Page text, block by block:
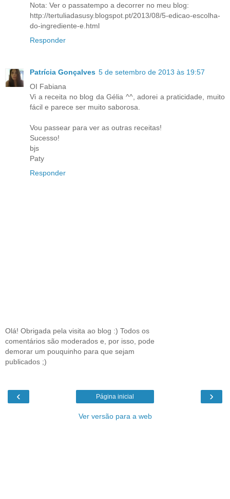
Nota: Ver o passatempo a decorrer no meu blog:
http://tertuliadasusy.blogspot.pt/2013/08/5-edicao-escolha-
do-ingrediente-e.html
Responder
Patrícia Gonçalves 5 de setembro de 2013 às 19:57
OI Fabiana
Vi a receita no blog da Gélia ^^, adorei a praticidade, muito
fácil e parece ser muito saborosa.
Vou passear para ver as outras receitas!
Sucesso!
bjs
Paty
Responder
Olá! Obrigada pela visita ao blog :) Todos os
comentários são moderados e, por isso, pode
demorar um pouquinho para que sejam
publicados ;)
‹ ›
Página inicial
Ver versão para a web